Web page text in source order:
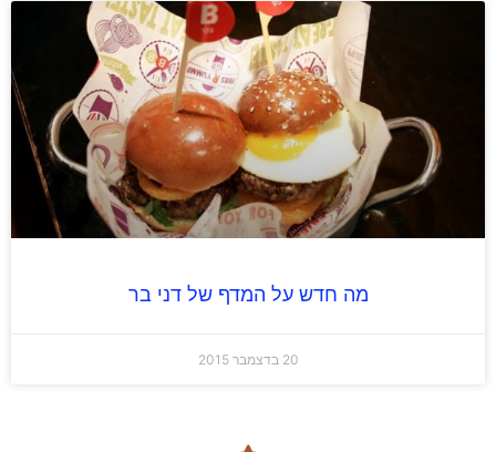
מה חדש על המדף של דני בר